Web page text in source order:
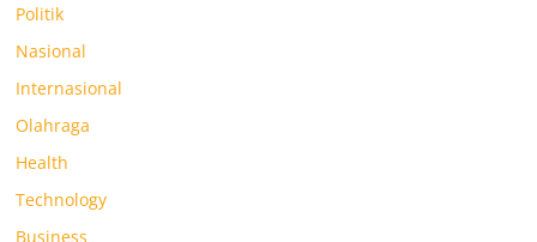
Politik
Nasional
Internasional
Olahraga
Health
Technology
Business